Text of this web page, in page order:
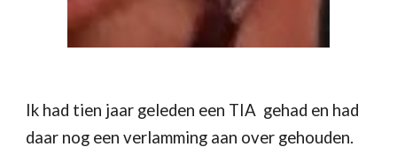
Ik had tien jaar geleden een TIA  gehad en had
daar nog een verlamming aan over gehouden.